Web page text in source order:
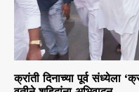
क्रांती दिनाच्या पूर्व संध्येला